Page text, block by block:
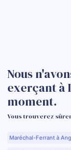
Nous
exerçant à
moment.
Vous trouverez
Maréchal-Ferrant à